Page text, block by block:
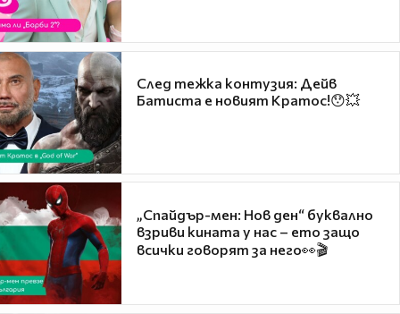
След тежка контузия: Дейв
Батиста е новият Кратос!😯💥
„Спайдър-мен: Нов ден“ буквално
взриви кината у нас – ето защо
всички говорят за него👀🎬